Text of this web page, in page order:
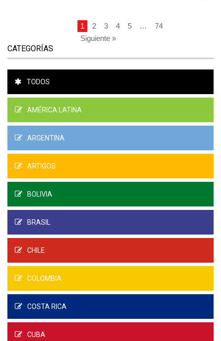
1 2 3 4 5 …
74
Siguiente »
CATEGORÍAS
TODOS
AMÉRICA LATINA
ARGENTINA
ARTIGOS
BOLIVIA
BRASIL
CHILE
COLOMBIA
COSTA RICA
CUBA